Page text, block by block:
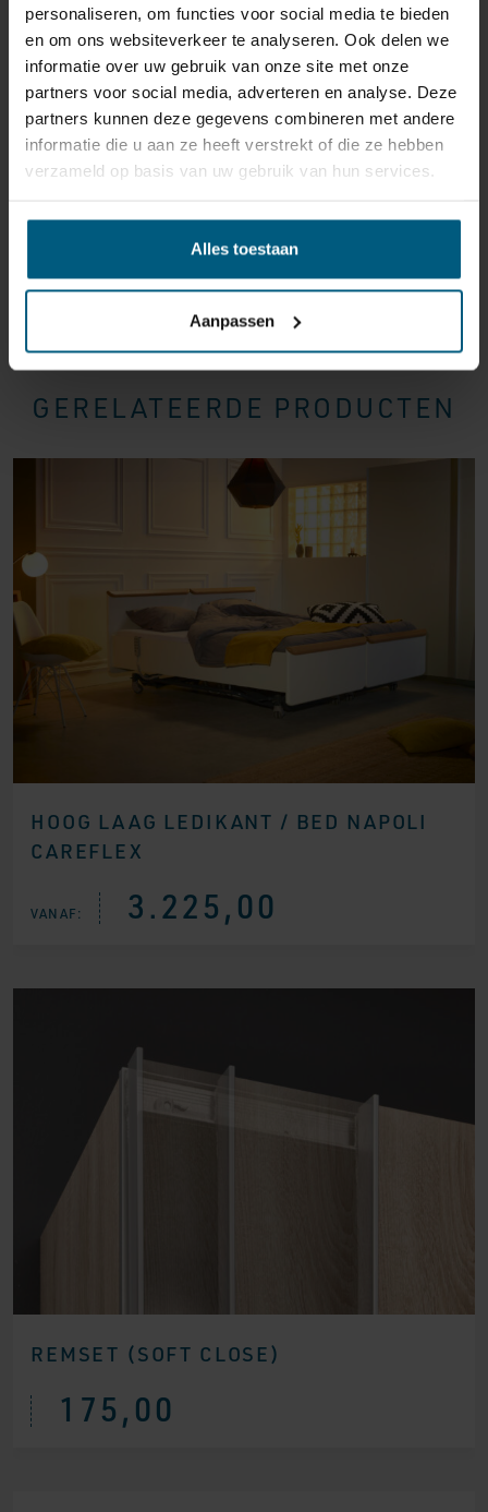
personaliseren, om functies voor social media te bieden
en om ons websiteverkeer te analyseren. Ook delen we
informatie over uw gebruik van onze site met onze
partners voor social media, adverteren en analyse. Deze
partners kunnen deze gegevens combineren met andere
informatie die u aan ze heeft verstrekt of die ze hebben
verzameld op basis van uw gebruik van hun services.
Alles toestaan
Aanpassen
reden ook is, u heeft het recht uw bestelling tot14
dagen na ontvangst zonder opgave van reden te
annuleren. Behandel het product met zorg en zorg
ervoor dat deze bij het retour sturen goed verpakt is.
Mocht het product beschadigd zijn of is de verpakking
meer beschadigd dan nodig, dan kunnen we deze
waardevermindering van het product aan u
GERELATEERDE PRODUCTEN
HOOG LAAG LEDIKANT / BED NAPOLI
CAREFLEX
VANAF: 3.225,00
REMSET (SOFT CLOSE)
175,00